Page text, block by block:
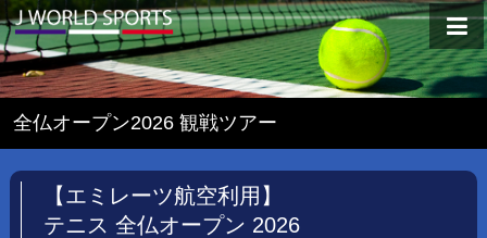
全仏オープン2026 観戦ツアー
【エミレーツ航空利用】
テニス 全仏オープン 2026